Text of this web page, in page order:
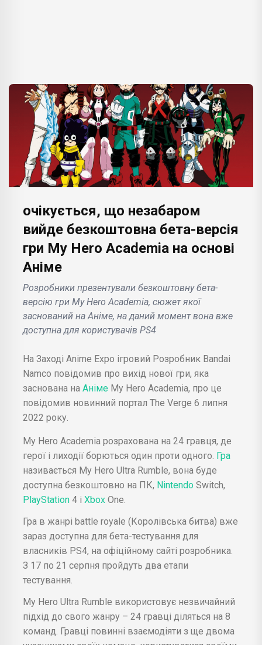
очікується, що незабаром
вийде безкоштовна бета-версія
гри My Hero Academia на основі
Аніме
Розробники презентували безкоштовну бета-
версію гри My Hero Academia, сюжет якої
заснований на Аніме, на даний момент вона вже
доступна для користувачів PS4
На Заході Anime Expo ігровий Розробник Bandai
Namco повідомив про вихід нової гри, яка
заснована на Аніме My Hero Academia, про це
повідомив новинний портал The Verge 6 липня
2022 року.
My Hero Academia розрахована на 24 гравця, де
герої і лиходії борються один проти одного. Гра
називається My Hero Ultra Rumble, вона буде
доступна безкоштовно на ПК, Nintendo Switch,
PlayStation 4 і Xbox One.
Гра в жанрі battle royale (Королівська битва) вже
зараз доступна для бета-тестування для
власників PS4, на офіційному сайті розробника.
З 17 по 21 серпня пройдуть два етапи
тестування.
My Hero Ultra Rumble використовує незвичайний
підхід до свого жанру – 24 гравці діляться на 8
команд. Гравці повинні взаємодіяти з ще двома